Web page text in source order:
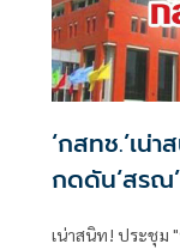
‘กสทช.’เน่าสนิท ประชุม
กดดัน‘สรณ
เน่าสนิท! ประชุม